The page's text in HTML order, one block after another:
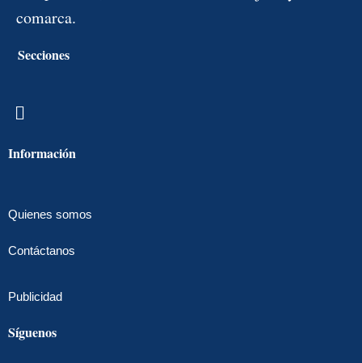
comarca.
Secciones
Menú
Información
Quienes somos
Contáctanos
Publicidad
Síguenos